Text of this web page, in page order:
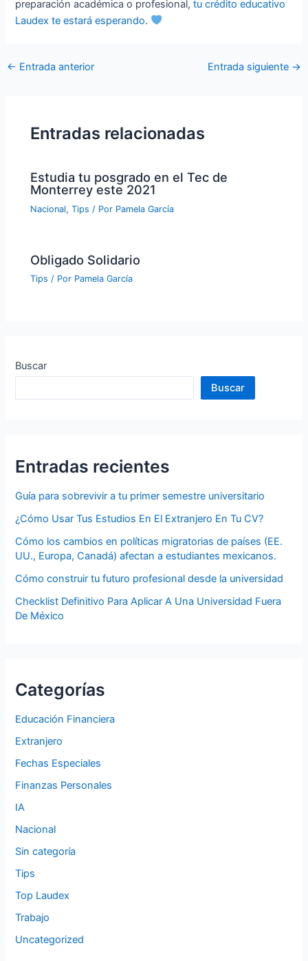
preparación académica o profesional,tu crédito educativo
Laudex te estará esperando.
← Entrada anterior Entrada siguiente →
Entradas relacionadas
Estudia tu posgrado en el Tec de
Monterrey este 2021
Nacional,Tips / Por Pamela García
Obligado Solidario
Tips / Por Pamela García
Buscar
Buscar
Entradas recientes
Guía para sobrevivir a tu primer semestre universitario
¿Cómo Usar Tus Estudios En El Extranjero En Tu CV?
Cómo los cambios en políticas migratorias de países (EE.
UU., Europa, Canadá) afectan a estudiantes mexicanos.
Cómo construir tu futuro profesional desde la universidad
Checklist Definitivo Para Aplicar A Una Universidad Fuera
De México
Categorías
Educación Financiera
Extranjero
Fechas Especiales
Finanzas Personales
IA
Nacional
Sin categoría
Tips
Top Laudex
Trabajo
Uncategorized